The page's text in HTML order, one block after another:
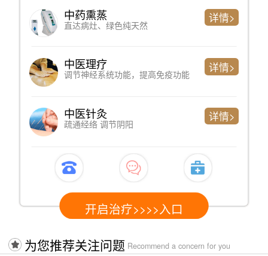
中药熏蒸
直达病灶、绿色纯天然
详情>
中医理疗
调节神经系统功能，提高免疫功能
详情>
中医针灸
疏通经络 调节阴阳
详情>
开启治疗>>>>入口
为您推荐关注问题 Recommend a concern for you